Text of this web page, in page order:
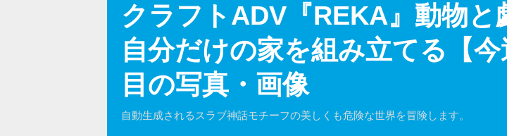
クラフトADV『REKA』動物と
自分だけの家を組み立てる【
目の写真・画像
自動生成されるスラブ神話モチーフの美しくも危険な世界を冒険します。